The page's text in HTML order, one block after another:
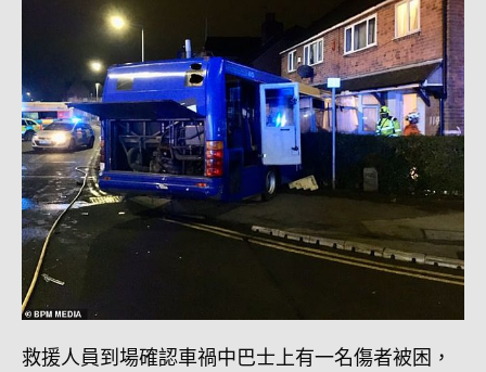
救援人員到場確認車禍中巴士上有一名傷者被困，